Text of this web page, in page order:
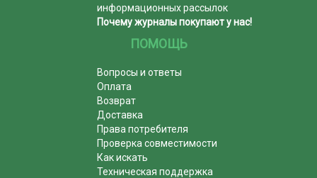
информационных рассылок
Почему журналы покупают у нас!
ПОМОЩЬ
Вопросы и ответы
Оплата
Возврат
Доставка
Права потребителя
Проверка совместимости
Как искать
Техническая поддержка